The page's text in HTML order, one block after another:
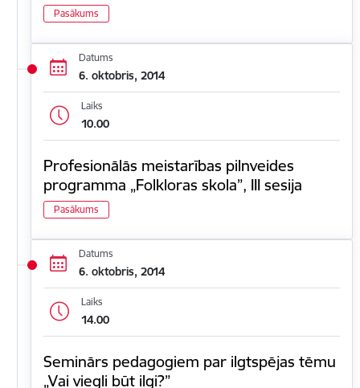
Pasākums
Datums
6. oktobris, 2014
Laiks
10.00
Profesionālās meistarības pilnveides
programma „Folkloras skola”, III sesija
Pasākums
Datums
6. oktobris, 2014
Laiks
14.00
Seminārs pedagogiem par ilgtspējas tēmu
„Vai viegli būt ilgi?”